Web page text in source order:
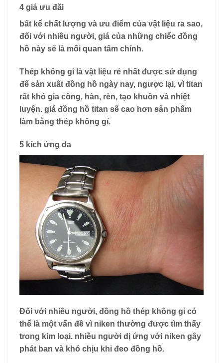
4 giá ưu đãi
bất kể chất lượng và ưu điểm của vật liệu ra sao,
đối với nhiều người, giá của những chiếc đồng
hồ này sẽ là mối quan tâm chính.
Thép không gỉ là vật liệu rẻ nhất được sử dụng
để sản xuất đồng hồ ngày nay, ngược lại, vì titan
rất khó gia công, hàn, rèn, tạo khuôn và nhiệt
luyện. giá đồng hồ titan sẽ cao hơn sản phẩm
làm bằng thép không gỉ.
5 kích ứng da
Đối với nhiều người, đồng hồ thép không gỉ có
thể là một vấn đề vì niken thường được tìm thấy
trong kim loại. nhiều người dị ứng với niken gây
phát ban và khó chịu khi đeo đồng hồ.